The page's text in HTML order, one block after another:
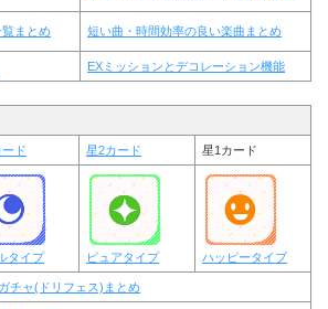
まとめ 短い曲・時間効率の良い楽曲まとめ
EXミッションとデコレーション機能
ド 星2カード 星1カード
タイプ ピュアタイプ ハッピータイプ
チャ(ドリフェス)まとめ